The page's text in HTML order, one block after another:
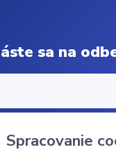
sa na
Spracovanie